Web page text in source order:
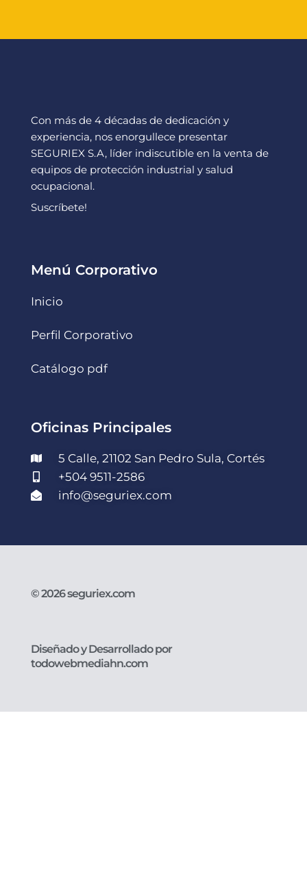
Con más de 4 décadas de dedicación y
experiencia, nos enorgullece presentar
SEGURIEX S.A, líder indiscutible en la venta de
equipos de protección industrial y salud
ocupacional.
Suscríbete!
Menú Corporativo
Inicio
Perfil Corporativo
Catálogo pdf
Oficinas Principales
5 Calle, 21102 San Pedro Sula, Cortés
+504 9511-2586
info@seguriex.com
© 2026 seguriex.com
Diseñado y Desarrollado por
todowebmediahn.com